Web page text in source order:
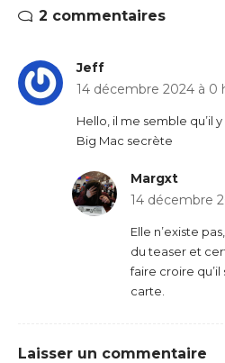
2 commentaires
Jeff
14 décembre 2024 à 0
Hello, il me semble qu’il
Big Mac secrète
Margxt
14 décembre
Elle n’existe
du teaser et
faire croire qu’il
carte.
Laisser un commentaire